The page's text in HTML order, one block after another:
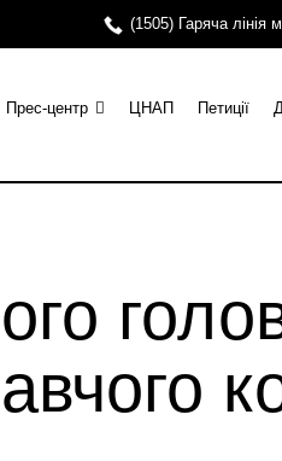
(1505) Гаряча лінія
Прес-центр ЦНАП Петиції